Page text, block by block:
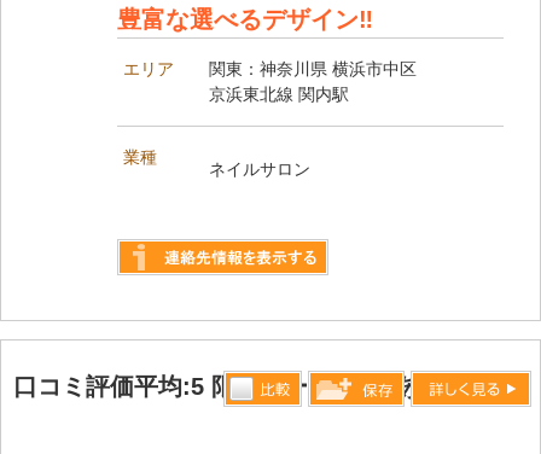
豊富な選べるデザイン‼︎
エリア
関東：神奈川県 横浜市中区
京浜東北線 関内駅
業種
ネイルサロン
口コミ評価平均:5 限定クーポン2枚あり